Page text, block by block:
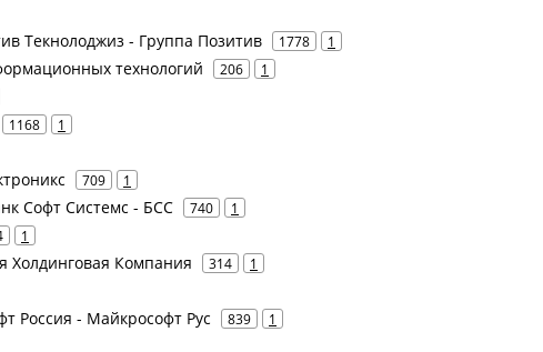
Текнолоджиз - Группа Позитив 1778 1
технологий 206 1
1168 1
709 1
Софт Системс - БСС 740 1
1
Холдинговая Компания 314 1
Россия - Майкрософт Рус 839 1